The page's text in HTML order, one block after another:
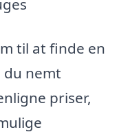
til at finde en
du nemt
priser,